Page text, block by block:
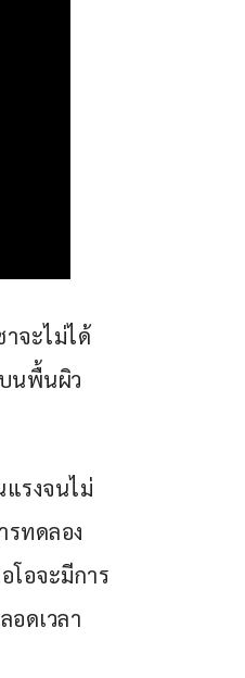
จะไม่ได้
บนพื้นผิว
รงจนไม่
รทดลอง
โอจะมีการ
ดเวลา